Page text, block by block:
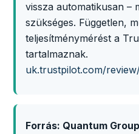
vissza automatikusan –
szükséges. Független,
teljesítménymérést a
tartalmaznak.
uk.trustpilot.com/
Forrás: Quantum